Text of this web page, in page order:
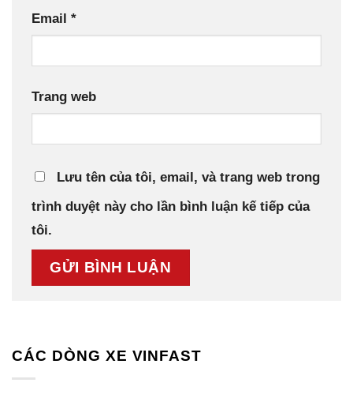
Email *
Trang web
Lưu tên của tôi, email, và trang web trong
trình duyệt này cho lần bình luận kế tiếp của
tôi.
CÁC DÒNG XE VINFAST